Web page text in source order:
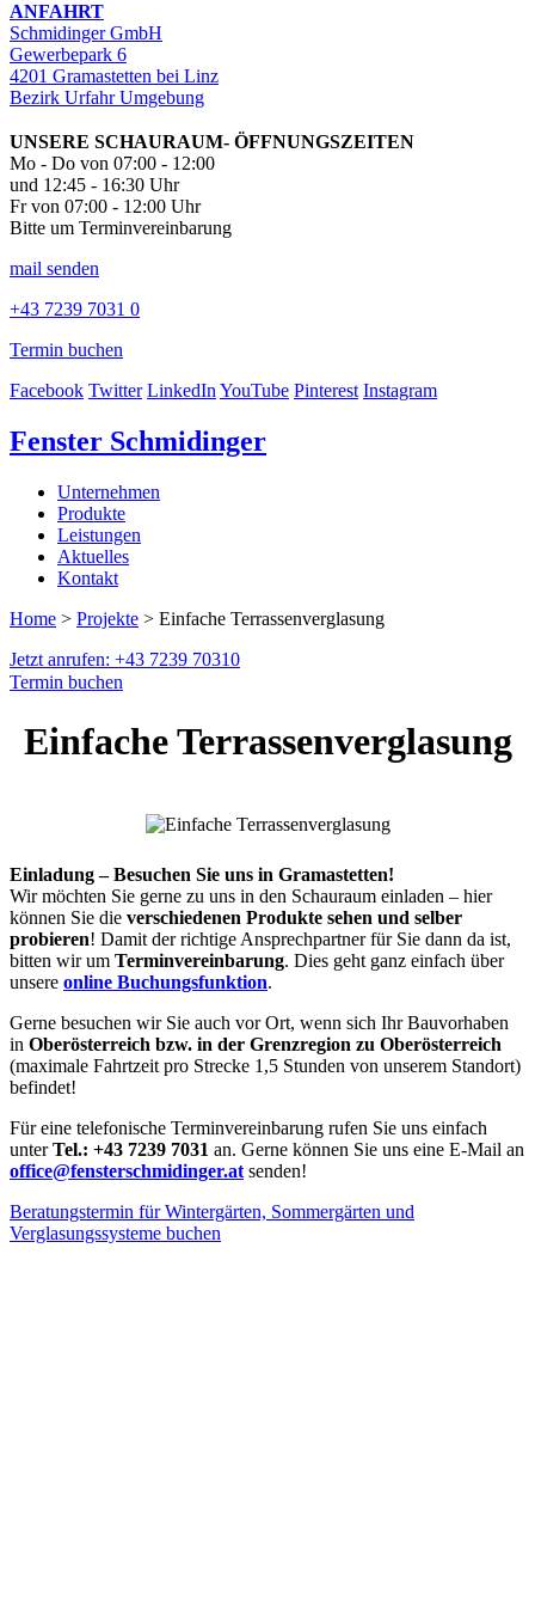
ANFAHRT
Schmidinger GmbH
Gewerbepark 6
4201 Gramastetten bei Linz
Bezirk Urfahr Umgebung
UNSERE SCHAURAUM- ÖFFNUNGSZEITEN
Mo - Do von 07:00 - 12:00
und 12:45 - 16:30 Uhr
Fr von 07:00 - 12:00 Uhr
Bitte um Terminvereinbarung
mail senden
+43 7239 7031 0
Termin buchen
Facebook Twitter LinkedInYouTube Pinterest Instagram
Fenster Schmidinger
Unternehmen
Produkte
Leistungen
Aktuelles
Kontakt
Home > Projekte > Einfache Terrassenverglasung
Jetzt anrufen: +43 7239 70310
Termin buchen
Einfache Terrassenverglasung
Einladung – Besuchen Sie uns in Gramastetten!
Wir möchten Sie gerne zu uns in den Schauraum einladen – hier
können Sie die verschiedenen Produkte sehen und selber
probieren! Damit der richtige Ansprechpartner für Sie dann da ist,
bitten wir um Terminvereinbarung. Dies geht ganz einfach über
unsere online Buchungsfunktion.
Gerne besuchen wir Sie auch vor Ort, wenn sich Ihr Bauvorhaben
in Oberösterreich bzw. in der Grenzregion zu Oberösterreich
(maximale Fahrtzeit pro Strecke 1,5 Stunden von unserem Standort)
befindet!
Für eine telefonische Terminvereinbarung rufen Sie uns einfach
unterTel.: +43 7239 7031 an. Gerne können Sie uns eine E-Mail an
office@fensterschmidinger.at senden!
Beratungstermin für Wintergärten, Sommergärten und
Verglasungssysteme buchen